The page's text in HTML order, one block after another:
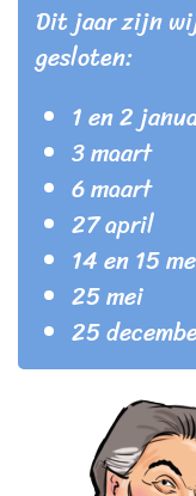
Dit jaar zijn
gesloten:
1 en 2
3 maart
6 maart
27 april
14 en 15
25 mei
25